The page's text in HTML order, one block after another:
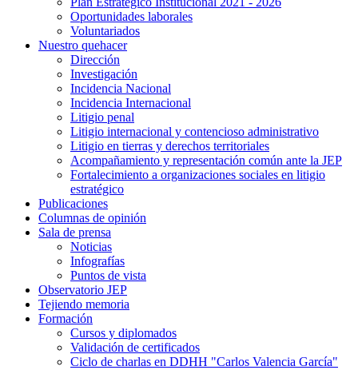
Oportunidades laborales
Voluntariados
Nuestro quehacer
Dirección
Investigación
Incidencia Nacional
Incidencia Internacional
Litigio penal
Litigio internacional y contencioso administrativo
Litigio en tierras y derechos territoriales
Acompañamiento y representación común ante la JEP
Fortalecimiento a organizaciones sociales en litigio
estratégico
Publicaciones
Columnas de opinión
Sala de prensa
Noticias
Infografías
Puntos de vista
Observatorio JEP
Tejiendo memoria
Formación
Cursos y diplomados
Validación de certificados
Ciclo de charlas en DDHH "Carlos Valencia García"